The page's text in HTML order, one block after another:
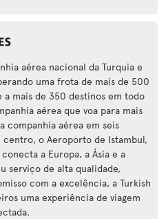
aérea nacional da Turquia e
uma frota de mais de 500
a mais de 350 destinos em todo
aérea que voa para mais
companhia aérea em seis
o Aeroporto de Istambul,
a Europa, a Ásia e a
serviço de alta qualidade,
com a excelência, a Turkish
uma experiência de viagem